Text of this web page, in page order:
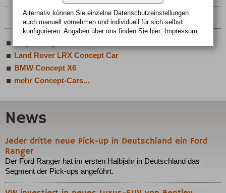
Land Rover LRX Concept Car
BMW Concept X6
mehr Concept-Cars...
News
Jeder dritte neue Pick-up in Deutschland ein Ford
Ranger
Der Ford Ranger hat im ersten Halbjahr in Deutschland das
Segment der Pick-ups angeführt.
Alternativ können Sie einzelne Datenschutz­ein­stellungen
auch manuell vor­nehmen und indivi­duell für sich selbst
konfigurieren. Angaben über uns finden Sie hier: Impressum